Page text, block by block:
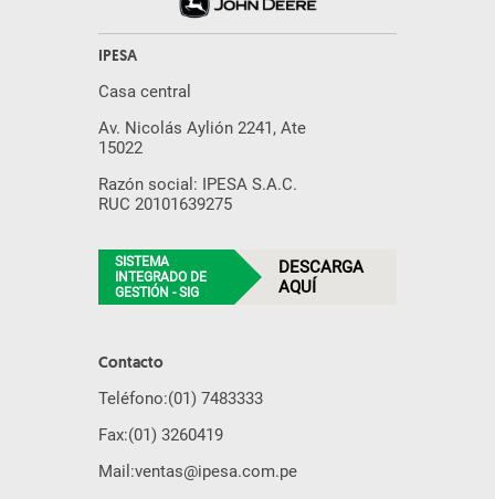
IPESA
Casa central
Av. Nicolás Aylión 2241, Ate
15022
Razón social: IPESA S.A.C.
RUC 20101639275
SISTEMA
INTEGRADO DE
GESTIÓN - SIG
DESCARGA
AQUÍ
Contacto
Teléfono:(01) 7483333
Fax:(01) 3260419
Mail:ventas@ipesa.com.pe